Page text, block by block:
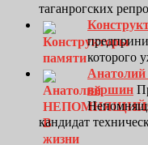
таганрогских
которого
вершин
кандидат